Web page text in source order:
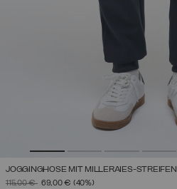
JOGGINGHOSE MIT MILLERAIES-STREIFEN
PREIS REDUZIERT VON
115,00 €AUF
69,00 € (40%)